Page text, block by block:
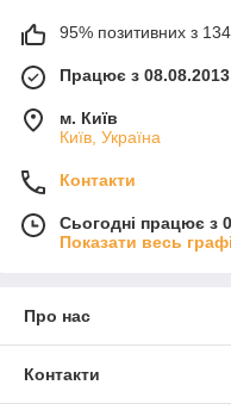
95% позитивних з 134
Працює з 08.08.2013
м. Київ
Київ, Україна
Контакти
Сьогодні працює з
Показати весь
Про нас
Контакти